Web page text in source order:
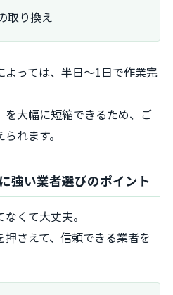
取り換え
っては、半日～1日で作業完
を大幅に短縮できるため、ご
れます。
強い業者選びのポイント
くて大丈夫。
さえて、信頼できる業者を